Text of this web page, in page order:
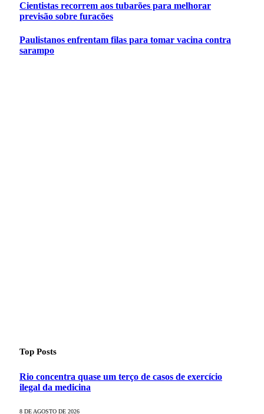
Cientistas recorrem aos tubarões para melhorar
previsão sobre furacões
Paulistanos enfrentam filas para tomar vacina contra
sarampo
Top Posts
Rio concentra quase um terço de casos de exercício
ilegal da medicina
8 DE AGOSTO DE 2026